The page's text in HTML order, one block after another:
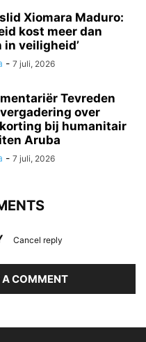
Xiomara Maduro:
kost meer dan
veiligheid’
- 7 juli, 2026
Tevreden
over
bij humanitair
Aruba
- 7 juli, 2026
Cancel reply
A COMMENT